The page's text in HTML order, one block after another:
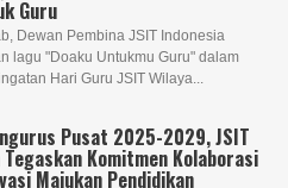
Guru
Dewan Pembina JSIT Indonesia
lagu "Doaku Untukmu Guru" dalam
Hari Guru JSIT Wilaya...
Pusat 2025-2029, JSIT
Komitmen Kolaborasi
Majukan Pendidikan